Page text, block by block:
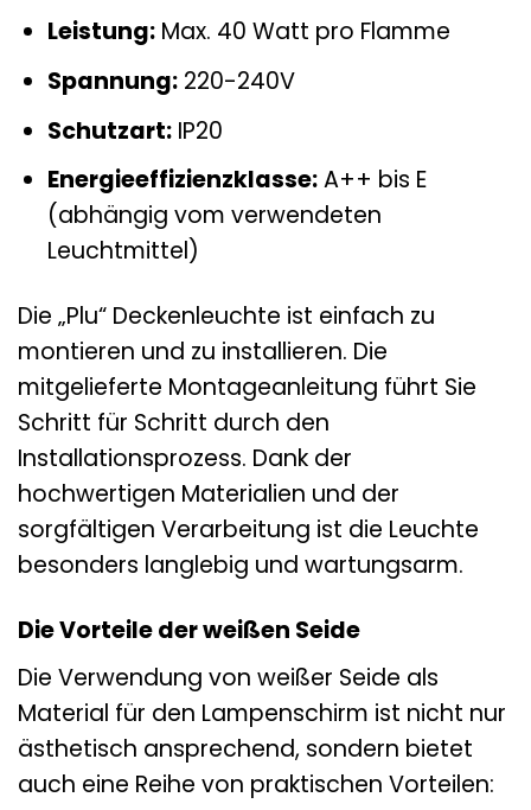
Leistung:Max. 40 Watt pro Flamme
Spannung:220-240V
Schutzart:IP20
Energieeffizienzklasse:A++ bis E
(abhängig vom verwendeten
Leuchtmittel)
Die „Plu“ Deckenleuchte ist einfach zu
montieren und zu installieren. Die
mitgelieferte Montageanleitung führt Sie
Schritt für Schritt durch den
Installationsprozess. Dank der
hochwertigen Materialien und der
sorgfältigen Verarbeitung ist die Leuchte
besonders langlebig und wartungsarm.
Die Vorteile der weißen Seide
Die Verwendung von weißer Seide als
Material für den Lampenschirm ist nicht nur
ästhetisch ansprechend, sondern bietet
auch eine Reihe von praktischen Vorteilen: